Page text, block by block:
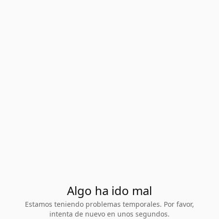
Algo ha ido mal
Estamos teniendo problemas temporales. Por favor,
intenta de nuevo en unos segundos.